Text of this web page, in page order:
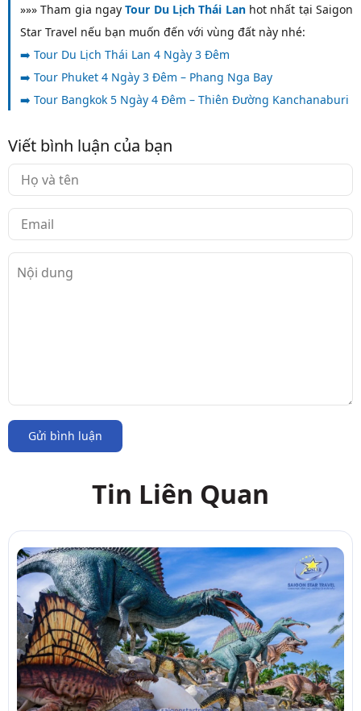
»»» Tham gia ngayTour Du Lịch Thái Lanhot nhất tại Saigon
Star Travel nếu bạn muốn đến với vùng đất này nhé:
➡️ Tour Du Lịch Thái Lan 4 Ngày 3 Đêm
➡️ Tour Phuket 4 Ngày 3 Đêm – Phang Nga Bay
➡️ Tour Bangkok 5 Ngày 4 Đêm – Thiên Đường Kanchanaburi
Viết bình luận của bạn
Gửi bình luận
Tin Liên Quan